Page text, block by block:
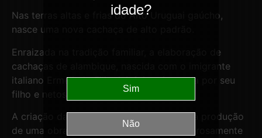
Nas terras altas e frias do Alto Uruguai gaúcho,
nasce uma nova cachaça de alto padrão.
Enraizada na tradição familiar, a elaboração de
cachaças de alambique, nascida com o imigrante
italiano Ermelindo Filippini, foi aprimorada por seu
filho e netos.
A criação da cachaça Filippini, como toda produção
de uma obra-prima, é um processo prazerosamente
idade?